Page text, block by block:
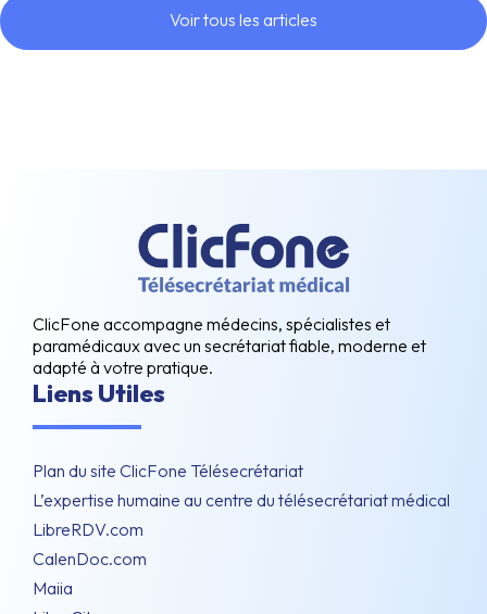
Voir tous les articles
ClicFone accompagne médecins, spécialistes et
paramédicaux avec un secrétariat fiable, moderne et
adapté à votre pratique.
Liens Utiles
Plan du site ClicFone Télésecrétariat
L’expertise humaine au centre du télésecrétariat médical
LibreRDV.com
CalenDoc.com
Maiia